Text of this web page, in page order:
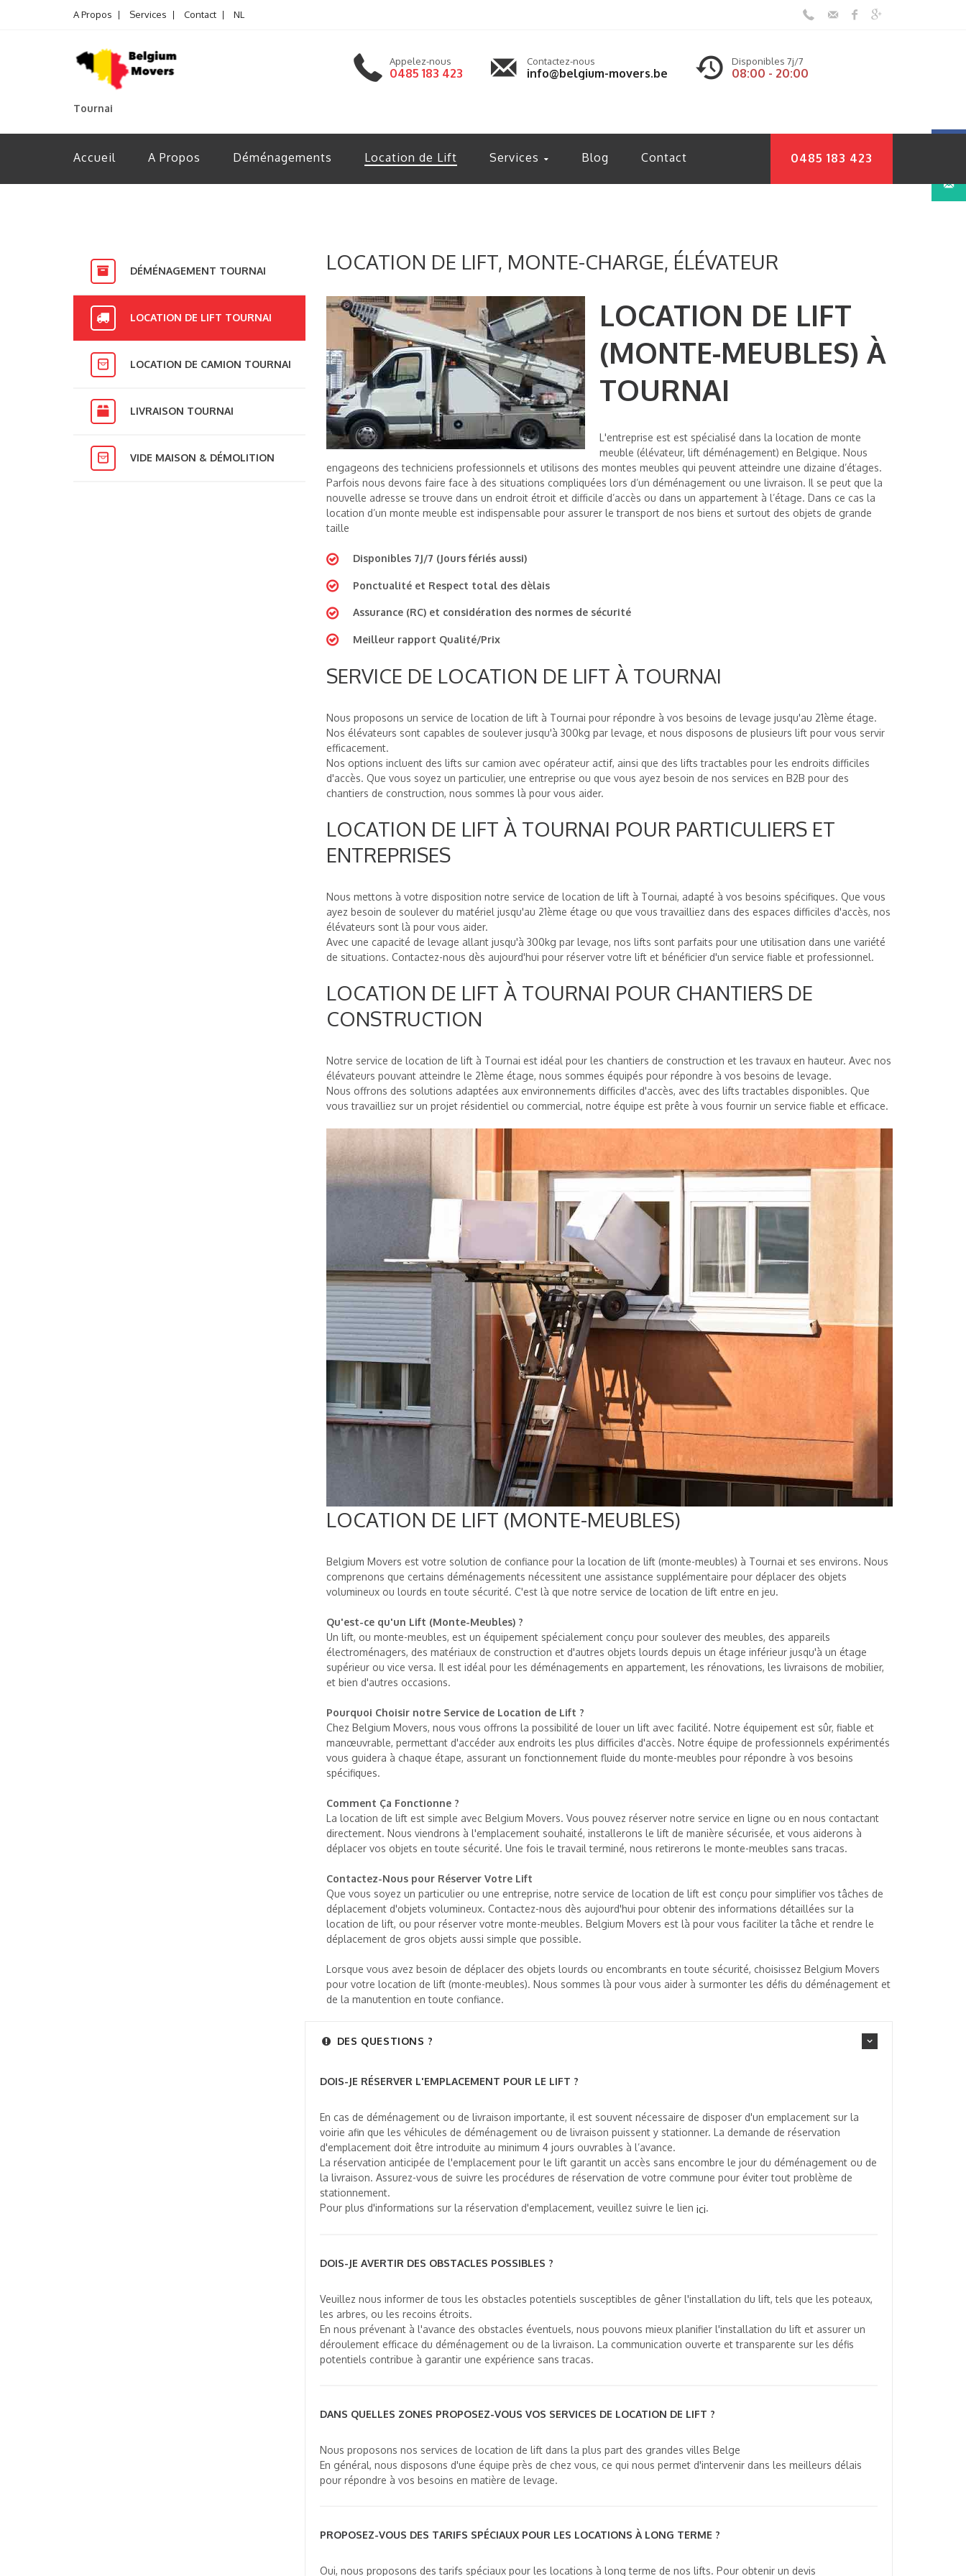
A Propos Services Contact NL
Tournai
Appelez-nous
0485 183 423
Contactez-nous
info@belgium-movers.be
Disponibles 7j/7
08:00 - 20:00
Accueil A Propos Déménagements Location de Lift Services Blog Contact 0485 183 423
DÉMÉNAGEMENT TOURNAI
LOCATION DE LIFT TOURNAI
LOCATION DE CAMION TOURNAI
LIVRAISON TOURNAI
VIDE MAISON & DÉMOLITION
LOCATION DE LIFT, MONTE-CHARGE, ÉLÉVATEUR
LOCATION DE LIFT
(MONTE-MEUBLES) À
TOURNAI
L'entreprise est est spécialisé dans la location de monte
meuble (élévateur, lift déménagement) en Belgique. Nous
engageons des techniciens professionnels et utilisons des montes meubles qui peuvent atteindre une dizaine d’étages.
Parfois nous devons faire face à des situations compliquées lors d’un déménagement ou une livraison. Il se peut que la
nouvelle adresse se trouve dans un endroit étroit et difficile d’accès ou dans un appartement à l’étage. Dans ce cas la
location d’un monte meuble est indispensable pour assurer le transport de nos biens et surtout des objets de grande
taille
Disponibles 7J/7 (Jours fériés aussi)
Ponctualité et Respect total des dèlais
Assurance (RC) et considération des normes de sécurité
Meilleur rapport Qualité/Prix
SERVICE DE LOCATION DE LIFT À TOURNAI
Nous proposons un service de location de lift à Tournai pour répondre à vos besoins de levage jusqu'au 21ème étage.
Nos élévateurs sont capables de soulever jusqu'à 300kg par levage, et nous disposons de plusieurs lift pour vous servir
efficacement.
Nos options incluent des lifts sur camion avec opérateur actif, ainsi que des lifts tractables pour les endroits difficiles
d'accès. Que vous soyez un particulier, une entreprise ou que vous ayez besoin de nos services en B2B pour des
chantiers de construction, nous sommes là pour vous aider.
LOCATION DE LIFT À TOURNAI POUR PARTICULIERS ET
ENTREPRISES
Nous mettons à votre disposition notre service de location de lift à Tournai, adapté à vos besoins spécifiques. Que vous
ayez besoin de soulever du matériel jusqu'au 21ème étage ou que vous travailliez dans des espaces difficiles d'accès, nos
élévateurs sont là pour vous aider.
Avec une capacité de levage allant jusqu'à 300kg par levage, nos lifts sont parfaits pour une utilisation dans une variété
de situations. Contactez-nous dès aujourd'hui pour réserver votre lift et bénéficier d'un service fiable et professionnel.
LOCATION DE LIFT À TOURNAI POUR CHANTIERS DE
CONSTRUCTION
Notre service de location de lift à Tournai est idéal pour les chantiers de construction et les travaux en hauteur. Avec nos
élévateurs pouvant atteindre le 21ème étage, nous sommes équipés pour répondre à vos besoins de levage.
Nous offrons des solutions adaptées aux environnements difficiles d'accès, avec des lifts tractables disponibles. Que
vous travailliez sur un projet résidentiel ou commercial, notre équipe est prête à vous fournir un service fiable et efficace.
LOCATION DE LIFT (MONTE-MEUBLES)
Belgium Movers est votre solution de confiance pour la location de lift (monte-meubles) à Tournai et ses environs. Nous
comprenons que certains déménagements nécessitent une assistance supplémentaire pour déplacer des objets
volumineux ou lourds en toute sécurité. C'est là que notre service de location de lift entre en jeu.
Qu'est-ce qu'un Lift (Monte-Meubles) ?
Un lift, ou monte-meubles, est un équipement spécialement conçu pour soulever des meubles, des appareils
électroménagers, des matériaux de construction et d'autres objets lourds depuis un étage inférieur jusqu'à un étage
supérieur ou vice versa. Il est idéal pour les déménagements en appartement, les rénovations, les livraisons de mobilier,
et bien d'autres occasions.
Pourquoi Choisir notre Service de Location de Lift ?
Chez Belgium Movers, nous vous offrons la possibilité de louer un lift avec facilité. Notre équipement est sûr, fiable et
manœuvrable, permettant d'accéder aux endroits les plus difficiles d'accès. Notre équipe de professionnels expérimentés
vous guidera à chaque étape, assurant un fonctionnement fluide du monte-meubles pour répondre à vos besoins
spécifiques.
Comment Ça Fonctionne ?
La location de lift est simple avec Belgium Movers. Vous pouvez réserver notre service en ligne ou en nous contactant
directement. Nous viendrons à l'emplacement souhaité, installerons le lift de manière sécurisée, et vous aiderons à
déplacer vos objets en toute sécurité. Une fois le travail terminé, nous retirerons le monte-meubles sans tracas.
Contactez-Nous pour Réserver Votre Lift
Que vous soyez un particulier ou une entreprise, notre service de location de lift est conçu pour simplifier vos tâches de
déplacement d'objets volumineux. Contactez-nous dès aujourd'hui pour obtenir des informations détaillées sur la
location de lift, ou pour réserver votre monte-meubles. Belgium Movers est là pour vous faciliter la tâche et rendre le
déplacement de gros objets aussi simple que possible.
Lorsque vous avez besoin de déplacer des objets lourds ou encombrants en toute sécurité, choisissez Belgium Movers
pour votre location de lift (monte-meubles). Nous sommes là pour vous aider à surmonter les défis du déménagement et
de la manutention en toute confiance.
DES QUESTIONS ?
DOIS-JE RÉSERVER L'EMPLACEMENT POUR LE LIFT ?
En cas de déménagement ou de livraison importante, il est souvent nécessaire de disposer d'un emplacement sur la
voirie afin que les véhicules de déménagement ou de livraison puissent y stationner. La demande de réservation
d'emplacement doit être introduite au minimum 4 jours ouvrables à l’avance.
La réservation anticipée de l'emplacement pour le lift garantit un accès sans encombre le jour du déménagement ou de
la livraison. Assurez-vous de suivre les procédures de réservation de votre commune pour éviter tout problème de
stationnement.
Pour plus d'informations sur la réservation d'emplacement, veuillez suivre le lien ici.
DOIS-JE AVERTIR DES OBSTACLES POSSIBLES ?
Veuillez nous informer de tous les obstacles potentiels susceptibles de gêner l'installation du lift, tels que les poteaux,
les arbres, ou les recoins étroits.
En nous prévenant à l'avance des obstacles éventuels, nous pouvons mieux planifier l'installation du lift et assurer un
déroulement efficace du déménagement ou de la livraison. La communication ouverte et transparente sur les défis
potentiels contribue à garantir une expérience sans tracas.
DANS QUELLES ZONES PROPOSEZ-VOUS VOS SERVICES DE LOCATION DE LIFT ?
Nous proposons nos services de location de lift dans la plus part des grandes villes Belge
En général, nous disposons d'une équipe près de chez vous, ce qui nous permet d'intervenir dans les meilleurs délais
pour répondre à vos besoins en matière de levage.
PROPOSEZ-VOUS DES TARIFS SPÉCIAUX POUR LES LOCATIONS À LONG TERME ?
Oui, nous proposons des tarifs spéciaux pour les locations à long terme de nos lifts. Pour obtenir un devis